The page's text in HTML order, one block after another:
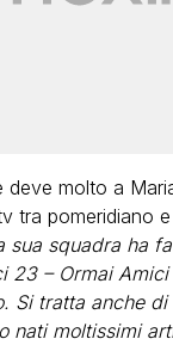
deve molto a
tra pomeridiano e
squadra ha
23 – Ormai
Si tratta anche
nati moltissimi